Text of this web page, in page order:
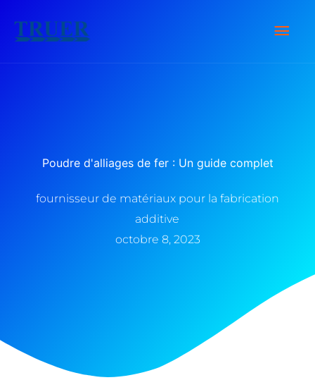
Poudre d'alliages de fer : Un guide complet
fournisseur de matériaux pour la fabrication
additive
octobre 8, 2023